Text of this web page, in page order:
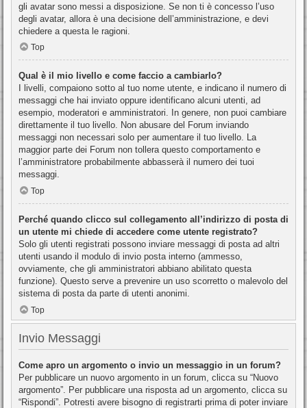
gli avatar sono messi a disposizione. Se non ti è concesso l’uso
degli avatar, allora è una decisione dell’amministrazione, e devi
chiedere a questa le ragioni.
Top
Qual è il mio livello e come faccio a cambiarlo?
I livelli, compaiono sotto al tuo nome utente, e indicano il numero di
messaggi che hai inviato oppure identificano alcuni utenti, ad
esempio, moderatori e amministratori. In genere, non puoi cambiare
direttamente il tuo livello. Non abusare del Forum inviando
messaggi non necessari solo per aumentare il tuo livello. La
maggior parte dei Forum non tollera questo comportamento e
l’amministratore probabilmente abbasserà il numero dei tuoi
messaggi.
Top
Perché quando clicco sul collegamento all’indirizzo di posta di
un utente mi chiede di accedere come utente registrato?
Solo gli utenti registrati possono inviare messaggi di posta ad altri
utenti usando il modulo di invio posta interno (ammesso,
ovviamente, che gli amministratori abbiano abilitato questa
funzione). Questo serve a prevenire un uso scorretto o malevolo del
sistema di posta da parte di utenti anonimi.
Top
Invio Messaggi
Come apro un argomento o invio un messaggio in un forum?
Per pubblicare un nuovo argomento in un forum, clicca su “Nuovo
argomento”. Per pubblicare una risposta ad un argomento, clicca su
“Rispondi”. Potresti avere bisogno di registrarti prima di poter inviare